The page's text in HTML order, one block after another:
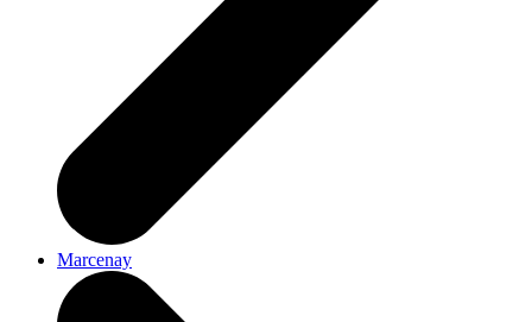
Marcenay